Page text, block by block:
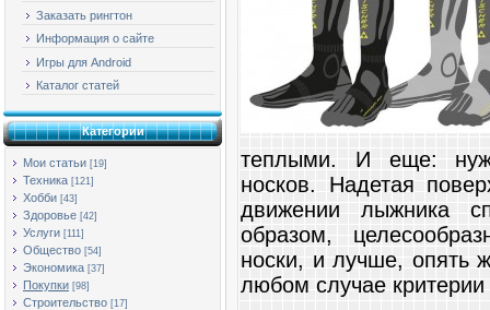
Заказать рингтон
Информация о сайте
Игры для Android
Каталог статей
Категории
Мои статьи [19]
Техника [121]
Хобби [43]
Здоровье [42]
Услуги [111]
Общество [54]
Экономика [37]
Покупки [98]
Строительство [17]
теплыми. И еще:
носков. Надетая
движении лыжника
образом,
носки, и лучше, опять
любом случае